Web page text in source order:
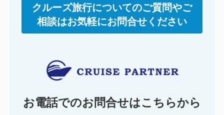
クルーズ旅行についてのご質問やご
相談はお気軽にお問合せください
お電話でのお問合せはこちらから